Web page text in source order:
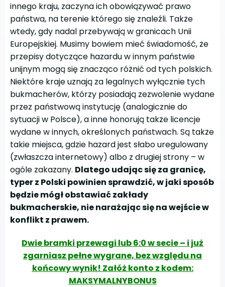
innego kraju, zaczyna ich obowiązywać prawo
państwa, na terenie którego się znaleźli. Także
wtedy, gdy nadal przebywają w granicach Unii
Europejskiej. Musimy bowiem mieć świadomość, że
przepisy dotyczące hazardu w innym państwie
unijnym mogą się znacząco różnić od tych polskich.
Niektóre kraje uznają za legalnych wyłącznie tych
bukmacherów, którzy posiadają zezwolenie wydane
przez państwową instytucję (analogicznie do
sytuacji w Polsce), a inne honorują także licencje
wydane w innych, określonych państwach. Są także
takie miejsca, gdzie hazard jest słabo uregulowany
(zwłaszcza internetowy) albo z drugiej strony – w
ogóle zakazany. Dlatego udając się za granicę,
typer z Polski powinien sprawdzić, w jaki sposób
będzie mógł obstawiać zakłady
bukmacherskie, nie narażając się na wejście w
konflikt z prawem.
Dwie bramki przewagi lub 6:0 w secie – i już
zgarniasz pełne wygrane, bez względu na
końcowy wynik! Załóż konto z kodem:
MAKSYMALNYBONUS